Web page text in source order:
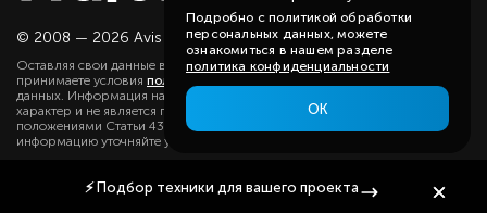
© 2008 — 2026 Avis group.Карта сайта
Оставляя свои данные в любой форме на сайте, вы даете согласие и
принимаете условия политики
данных. Информация на данном сайте носит ознакомительный
характер и не является публичной офертой, определяемой
положениями Статьи 437(2) ГК РФ. Существенную для вас
информацию уточняйте у наших менеджеров.
⚡ Подбор техники для вашего проекта
Подробно с политикой обработки
персональных данных, можете
ознакомиться в нашем разделе
политика конфиденциальности
ОК